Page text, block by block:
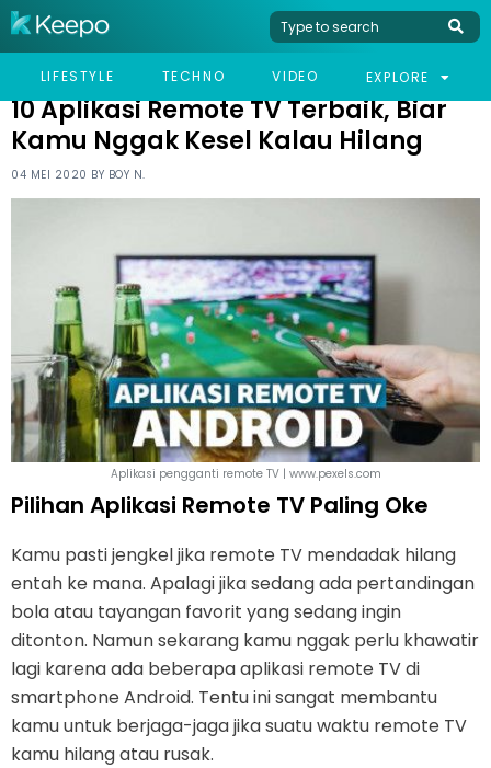
LIFESTYLE TECHNO VIDEO EXPLORE
HOME TECHNO
10 APLIKASI REMOTE TV TERBAIK, BIAR KAMU NGGAK KESEL
10 Aplikasi Remote TV Terbaik, Biar
Kamu Nggak Kesel Kalau Hilang
04 MEI 2020 BY BOY N.
Aplikasi pengganti remote TV | www.pexels.com
Pilihan Aplikasi Remote TV Paling Oke
Kamu pasti jengkel jika remote TV mendadak hilang
entah ke mana. Apalagi jika sedang ada pertandingan
bola atau tayangan favorit yang sedang ingin
ditonton. Namun sekarang kamu nggak perlu khawatir
lagi karena ada beberapa aplikasi remote TV di
smartphone Android. Tentu ini sangat membantu
kamu untuk berjaga-jaga jika suatu waktu remote TV
kamu hilang atau rusak.